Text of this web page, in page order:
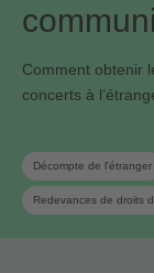
Comment obtenir
concerts à
Décompte de l'étranger
Redevances de droits